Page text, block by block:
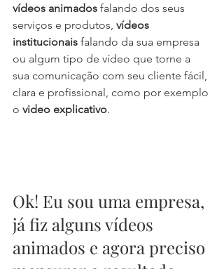
vídeos animados falando dos seus
serviços e produtos, vídeos
institucionais falando da sua empresa
ou algum tipo de vídeo que torne a
sua comunicação com seu cliente fácil,
clara e profissional, como por exemplo
o video explicativo.
Ok! Eu sou uma empresa,
já fiz alguns vídeos
animados e agora preciso